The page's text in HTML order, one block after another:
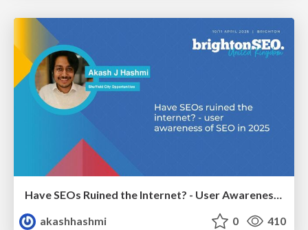
akashhashmi
0 410